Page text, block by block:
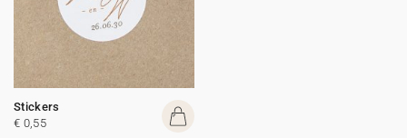
Stickers
€ 0,55